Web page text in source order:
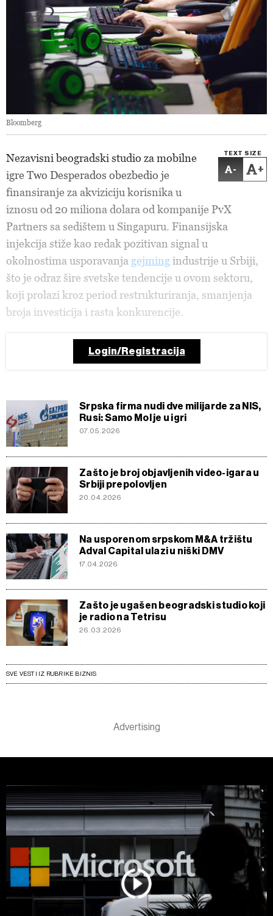
Bloomberg
TEXT SIZE
- +
Nezavisni beogradski studio za mobilne
igre Two Desperados obezbedio je
finansiranje za akviziciju korisnika u
iznosu od 20 miliona dolara od kompanije PvX
Partners sa sedištem u Singapuru. Finansijska
injekcija stiže kao redak pozitivan signal u
okolnostima usporavanja gejmingindustrije u Srbiji,
što je odraz šire svetske tendencije u ovom sektoru,
koji prolazi kroz period restrukturiranja, smanjenja
broja investicija i rasta konkurencije.
Login/Registracija
Srpska firma nudi dve milijarde za NIS,
Rusi: Samo Mol je u igri
07.05.2026
Zašto je broj objavljenih video-igara u
Srbiji prepolovljen
20.04.2026
Na usporenom srpskom M&A tržištu
Adval Capital ulazi u niški DMV
17.04.2026
Zašto je ugašen beogradski studio koji
je radio na Tetrisu
26.03.2026
SVE VESTI IZ RUBRIKE BIZNIS